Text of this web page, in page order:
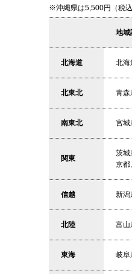
※沖縄県は5,500円（税
地域
北海道 北海
北東北 青森
南東北 宮城
関東
茨城
京都
信越 新潟
北陸 富山
東海 岐阜